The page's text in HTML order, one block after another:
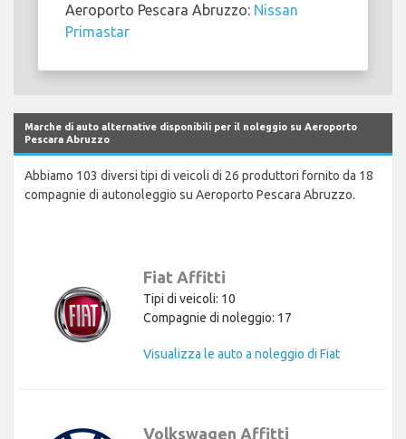
Aeroporto Pescara Abruzzo: Nissan
Primastar
Marche di auto alternative disponibili per il noleggio su Aeroporto
Pescara Abruzzo
Abbiamo 103 diversi tipi di veicoli di 26 produttori fornito da 18
compagnie di autonoleggio su Aeroporto Pescara Abruzzo.
Fiat Affitti
Tipi di veicoli: 10
Compagnie di noleggio: 17
Visualizza le auto a noleggio di Fiat
Volkswagen Affitti